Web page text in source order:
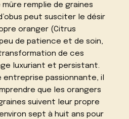
mûre remplie de graines
peut susciter le désir
oranger (Citrus
peu de patience et de soin,
de ces
luxuriant et persistant.
entreprise passionnante, il
que les orangers
suivent leur propre
sept à huit ans pour